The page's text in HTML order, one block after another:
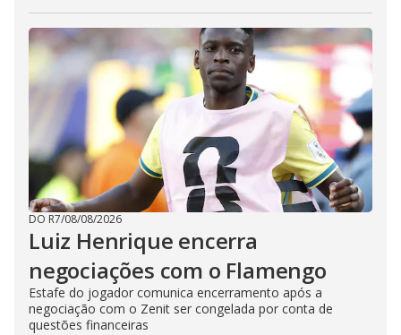
DO R7/08/08/2026
Luiz Henrique encerra
negociações com o Flamengo
Estafe do jogador comunica encerramento após a
negociação com o Zenit ser congelada por conta de
questões financeiras